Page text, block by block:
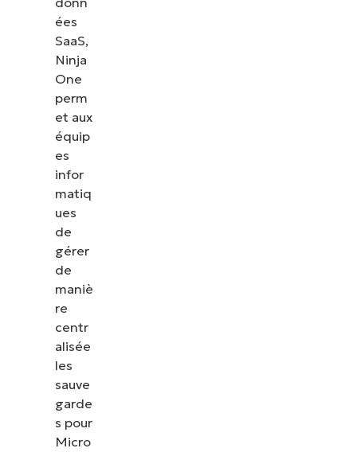
ées
SaaS,
Ninja
One
perm
et aux
équip
es
infor
matiq
ues
de
gérer
de
maniè
re
centr
alisée
les
sauve
garde
s pour
Micro